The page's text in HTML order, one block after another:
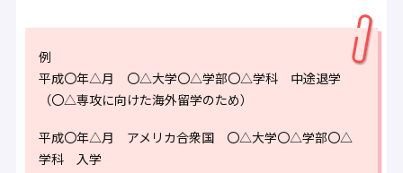
例
平成〇年△月 〇△大学〇△学部〇△学科 中途退学
（〇△専攻に向けた海外留学のため）
平成〇年△月 アメリカ合衆国 〇△大学〇△学部〇△
学科 入学